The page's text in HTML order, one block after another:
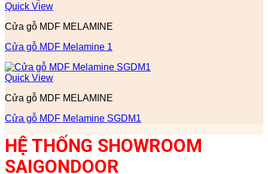
Quick View
Cửa gỗ MDF MELAMINE
Cửa gỗ MDF Melamine 1
Quick View
Cửa gỗ MDF MELAMINE
Cửa gỗ MDF Melamine SGDM1
HỆ THỐNG SHOWROOM
SAIGONDOOR